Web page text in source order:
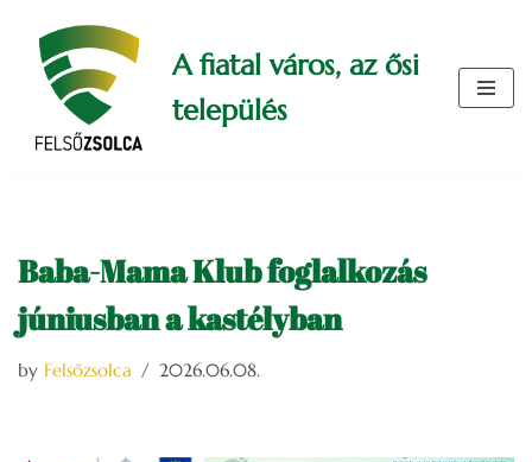
Skip
content
A fiatal város, az ősi
település
Baba-Mama Klub foglalkozás
júniusban a kastélyban
by Felsőzsolca 2026.06.08.